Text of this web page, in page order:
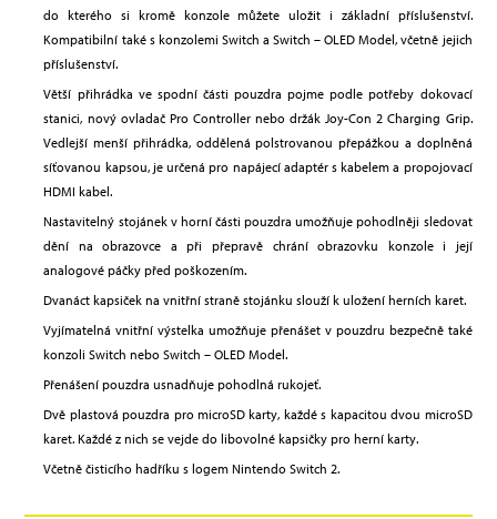
do kterého si kromě konzole můžete uložit i základní příslušenství.
Kompatibilní také s konzolemi Switch a Switch – OLED Model, včetně jejich
příslušenství.
Větší přihrádka ve spodní části pouzdra pojme podle potřeby dokovací
stanici, nový ovladač Pro Controller nebo držák Joy-Con 2 Charging Grip.
Vedlejší menší přihrádka, oddělená polstrovanou přepážkou a doplněná
síťovanou kapsou, je určená pro napájecí adaptér s kabelem a propojovací
HDMI kabel.
Nastavitelný stojánek v horní části pouzdra umožňuje pohodlněji sledovat
dění na obrazovce a při přepravě chrání obrazovku konzole i její
analogové páčky před poškozením.
Dvanáct kapsiček na vnitřní straně stojánku slouží k uložení herních karet.
Vyjímatelná vnitřní výstelka umožňuje přenášet v pouzdru bezpečně také
konzoli Switch nebo Switch – OLED Model.
Přenášení pouzdra usnadňuje pohodlná rukojeť.
Dvě plastová pouzdra pro microSD karty, každé s kapacitou dvou microSD
karet. Každé z nich se vejde do libovolné kapsičky pro herní karty.
Včetně čisticího hadříku s logem Nintendo Switch 2.